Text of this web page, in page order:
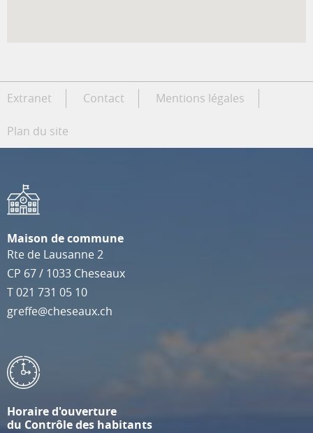
Extranet Contact Mentions légales
Plan du site
Maison de commune
Rte de Lausanne 2
CP 67/ 1033 Cheseaux
T021 731 05 10
greffe@cheseaux.ch
Horaire d'ouverture
du Contrôle des habitants